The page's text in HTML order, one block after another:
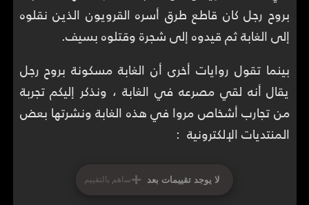
بروح رجل كان قاطع طرق أسره القرويون الذين نقلوه
إلى الغابة ثم قيدوه إلى شجرة وقتلوه بسيف.
بينما تقول روايات أخرى أن الغابة مسكونة بروح رجل
يقال أنه لقي مصرعه في الغابة ، ونذكر إليكم تجربة
من تجارب أشخاص مروا في هذه الغابة ونشرتها بعض
المنتديات الإلكترونية :
لا يوجد تقييمات بعد +ساهم بالتقييم